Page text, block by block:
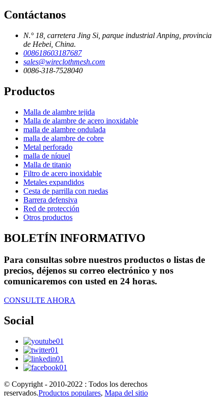
Contáctanos
N.° 18, carretera Jing Si, parque industrial Anping, provincia
de Hebei, China.
008618603187687
sales@wireclothmesh.com
0086-318-7528040
Productos
Malla de alambre tejida
Malla de alambre de acero inoxidable
malla de alambre ondulada
malla de alambre de cobre
Metal perforado
malla de níquel
Malla de titanio
Filtro de acero inoxidable
Metales expandidos
Cesta de parrilla con ruedas
Barrera defensiva
Red de protección
Otros productos
BOLETÍN INFORMATIVO
Para consultas sobre nuestros productos o listas de
precios, déjenos su correo electrónico y nos
comunicaremos con usted en 24 horas.
CONSULTE AHORA
Social
© Copyright - 2010-2022 : Todos los derechos
reservados.Productos populares, Mapa del sitio